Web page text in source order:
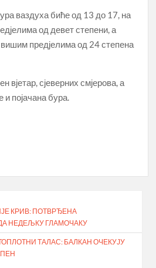
ваздуха биће од 13 до 17, на
од девет степени, а
предјелима од 24 степена
вјетар, сјеверних смјерова, а
и појачана бура.
КРИВ: ПОТВРЂЕНА
НЕДЕЉКУ ГЛАМОЧАКУ
ТАЛАС: БАЛКАН ОЧЕКУЈУ